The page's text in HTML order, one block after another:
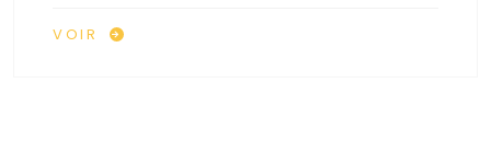
VOIR